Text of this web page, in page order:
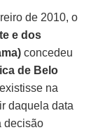
de 2010, o
e dos
concedeu
de Belo
na
daquela data
decisão